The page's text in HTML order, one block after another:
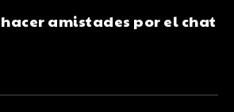
amistades por el chat